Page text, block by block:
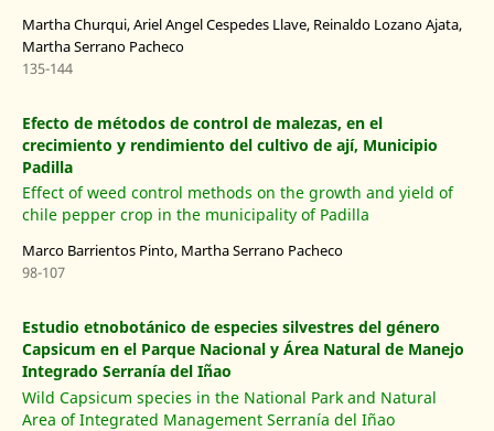
Martha Churqui, Ariel Angel Cespedes Llave, Reinaldo Lozano Ajata,
Martha Serrano Pacheco
135-144
Efecto de métodos de control de malezas, en el
crecimiento y rendimiento del cultivo de ají, Municipio
Padilla
Effect of weed control methods on the growth and yield of
chile pepper crop in the municipality of Padilla
Marco Barrientos Pinto, Martha Serrano Pacheco
98-107
Estudio etnobotánico de especies silvestres del género
Capsicum en el Parque Nacional y Área Natural de Manejo
Integrado Serranía del Iñao
Wild Capsicum species in the National Park and Natural
Area of Integrated Management Serranía del Iñao